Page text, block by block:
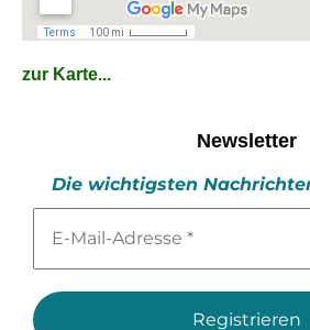
zur Karte...
Newsletter
Die wichtigsten
Mail-
*